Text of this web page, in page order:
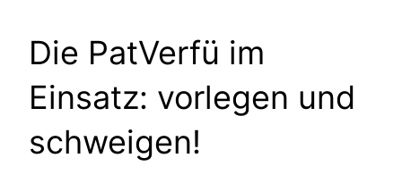
Die PatVerfü im
Einsatz: vorlegen und
schweigen!